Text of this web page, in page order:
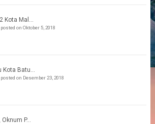
Kota Mal...
posted on Oktober 5, 2018
Kota Batu...
posted on Desember 23, 2018
P...